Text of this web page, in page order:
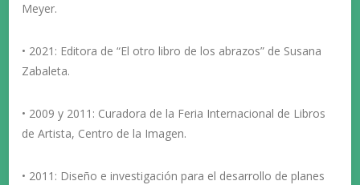
Meyer.
• 2021: Editora de “El otro libro de los abrazos” de Susana
Zabaleta.
• 2009 y 2011: Curadora de la Feria Internacional de Libros
de Artista, Centro de la Imagen.
• 2011: Diseño e investigación para el desarrollo de planes